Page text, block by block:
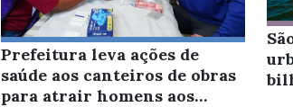
Prefeitura leva ações de
saúde aos canteiros de obras
para atrair homens aos